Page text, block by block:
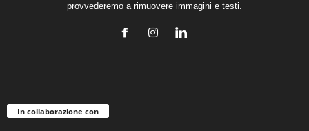
provvederemo a rimuovere immagini e testi.
In collaborazione con